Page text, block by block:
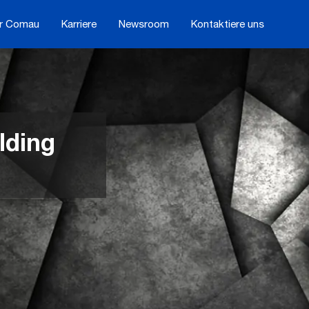
Comau Karriere Newsroom Kontaktiere uns